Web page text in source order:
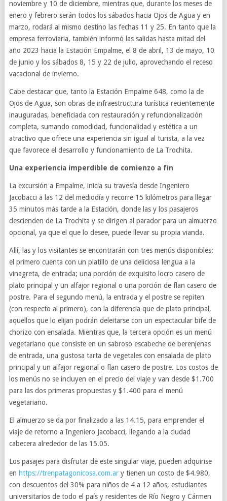
noviembre y 10 de diciembre, mientras que, durante los meses de
enero y febrero serán todos los sábados hacia Ojos de Agua y en
marzo, rodará al mismo destino las fechas 11 y 25. En tanto que la
empresa ferroviaria, también informó las salidas hasta mitad del
año 2023 hacia la Estación Empalme, el 8 de abril, 13 de mayo, 10
de junio y los sábados 8, 15 y 22 de julio, aprovechando el receso
vacacional de invierno.
Cabe destacar que, tanto la Estación Empalme 648, como la de
Ojos de Agua, son obras de infraestructura turística recientemente
inauguradas, beneficiada con restauración y refuncionalización
completa, sumando comodidad, funcionalidad y estética a un
atractivo que ofrece una experiencia sin igual al turista, a la vez
que favorece el desarrollo y funcionamiento de La Trochita.
Una experiencia imperdible de comienzo a fin
La excursión a Empalme, inicia su travesía desde Ingeniero
Jacobacci a las 12 del mediodía y recorre 15 kilómetros para llegar
35 minutos más tarde a la Estación, donde las y los pasajeros
descienden de La Trochita y se dirigen al parador para un almuerzo
opcional, ya que el que lo desee, puede llevar su propia vianda.
Allí, las y los visitantes se encontrarán con tres menús disponibles:
el primero cuenta con un platillo de una deliciosa lengua a la
vinagreta, de entrada; una porción de exquisito locro casero de
plato principal y un alfajor regional o una porción de flan casero de
postre. Para el segundo menú, la entrada y el postre se repiten
(con respecto al primero), con la diferencia que de plato principal,
aquellos que lo elijan podrán deleitarse con un espectacular bife de
chorizo con ensalada. Mientras que, la tercera opción es un menú
vegetariano que consiste en un sabroso escabeche de berenjenas
de entrada, una gustosa tarta de vegetales con ensalada de plato
principal y un alfajor regional o flan casero de postre. Los costos de
los menús no se incluyen en el precio del viaje y van desde $1.700
para las dos primeras propuestas y $1.400 para el menú
vegetariano.
El almuerzo se da por finalizado a las 14.15, para emprender el
viaje de retorno a Ingeniero Jacobacci, llegando a la ciudad
cabecera alrededor de las 15.05.
Los pasajes para disfrutar de este singular viaje, pueden adquirise
en https://trenpatagonicosa.com.ary tienen un costo de $4.980,
con descuentos del 30% para niños de 4 a 12 años, estudiantes
universitarios de todo el país y residentes de Río Negro y Cármen